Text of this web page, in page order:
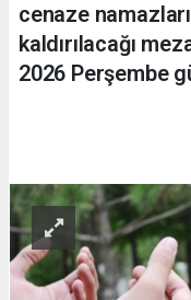
cenaze
kaldırılacağı
2026 Perşembe